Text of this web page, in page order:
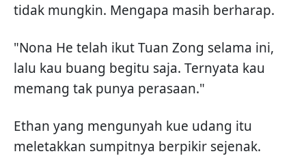
tidak mungkin. Mengapa masih berharap.
"Nona He telah ikut Tuan Zong selama ini,
lalu kau buang begitu saja. Ternyata kau
memang tak punya perasaan."
Ethan yang mengunyah kue udang itu
meletakkan sumpitnya berpikir sejenak.